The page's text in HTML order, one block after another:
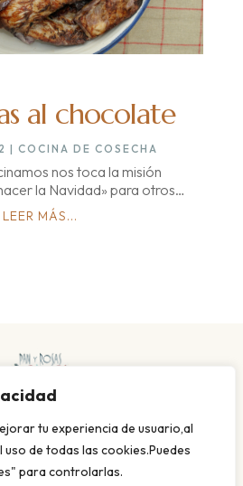
tu experiencia de usuario,al
de todas las cookies.Puedes
para controlarlas.
al chocolate
|COCINA DE COSECHA
nos toca la misión
la Navidad» para otros…
LEER MÁS...